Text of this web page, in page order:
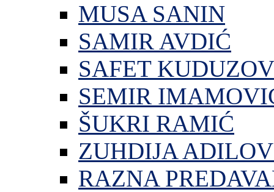
MUSA SANIN
SAMIR AVDIĆ
SAFET
SEMIR
ŠUKRI RAMIĆ
ZUHDIJA
RAZNA